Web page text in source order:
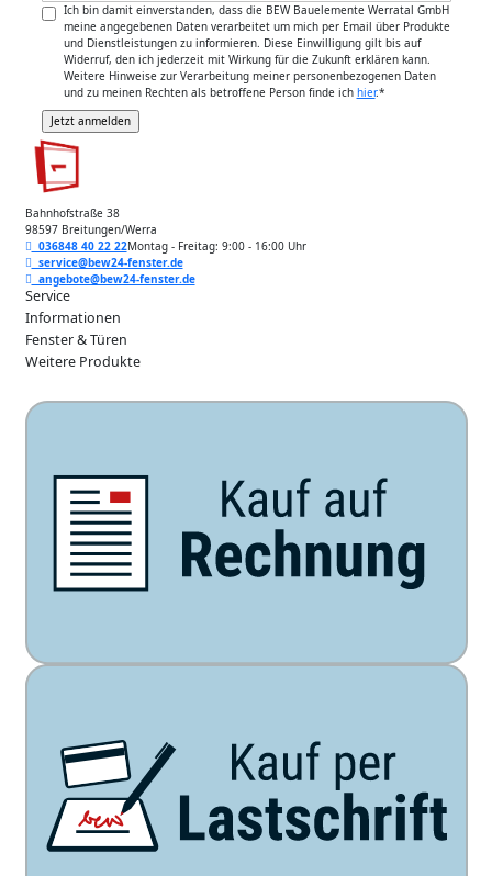
Ich bin damit einverstanden, dass die BEW Bauelemente Werratal GmbH
meine angegebenen Daten verarbeitet um mich per Email über Produkte
und Dienstleistungen zu informieren. Diese Einwilligung gilt bis auf
Widerruf, den ich jederzeit mit Wirkung für die Zukunft erklären kann.
Weitere Hinweise zur Verarbeitung meiner personenbezogenen Daten
und zu meinen Rechten als betroffene Person finde ich hier.*
Bahnhofstraße 38
98597 Breitungen/Werra
036848 40 22 22Montag - Freitag: 9:00 - 16:00 Uhr
service@bew24-fenster.de
angebote@bew24-fenster.de
Service
Informationen
Fenster & Türen
Weitere Produkte